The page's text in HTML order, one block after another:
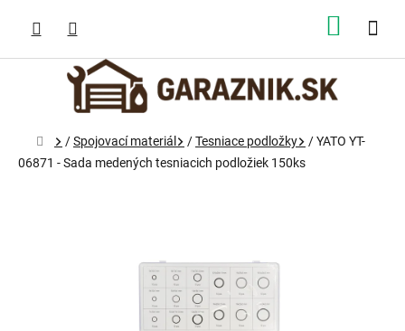
Domov
/Spojovací materiál /Tesniace podložky /YATO YT-
06871 - Sada medených tesniacich podložiek 150ks